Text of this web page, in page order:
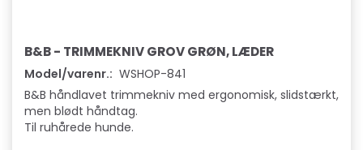
B&B - TRIMMEKNIV GROV GRØN, LÆDER
Model/varenr.: WSHOP-841
B&B håndlavet trimmekniv med ergonomisk, slidstærkt,
men blødt håndtag.
Til ruhårede hunde.